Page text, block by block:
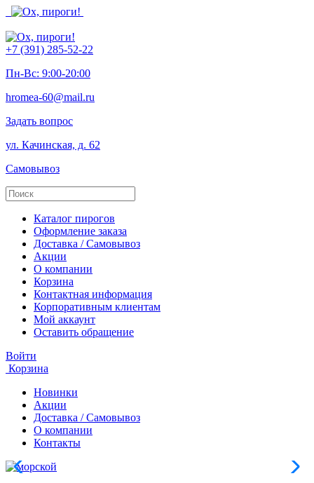
+7 (391) 285-52-22
Пн-Вс: 9:00-20:00
hromea-60@mail.ru
Задать вопрос
ул. Качинская, д. 62
Самовывоз
Каталог пирогов
Оформление заказа
Доставка / Самовывоз
Акции
О компании
Корзина
Контактная информация
Корпоративным клиентам
Мой аккаунт
Оставить обращение
Войти
Корзина
Новинки
Акции
Доставка / Самовывоз
О компании
Контакты